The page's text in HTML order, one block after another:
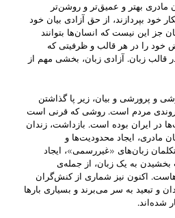
مادری بهتر و عمیق‌تر و روشن‌تر
خود بپردازند، از حق آزادی بیان خود
جز این نیست که انسان‌ها بتوانند
خود را در هر قالب و ظرفیتی که
قالب زبان. آزادی زبان‌، بخشی مهم از
و پرورشی و بیان، زیر پا گذاشتن
مردم است. روشی که قرنی است
در ایران بوده است. بازداشت، زندان
مادری، ایجاد محدودیت‌ها و
زبان‌های «غیررسمی»، ایجاد
بخشیدن به یک زبان، از جمله‌ی
اکنون نیز شماری از کنش‌گران
و تبعید به سر می‌برند و بسیاری بارها
شده‌اند.